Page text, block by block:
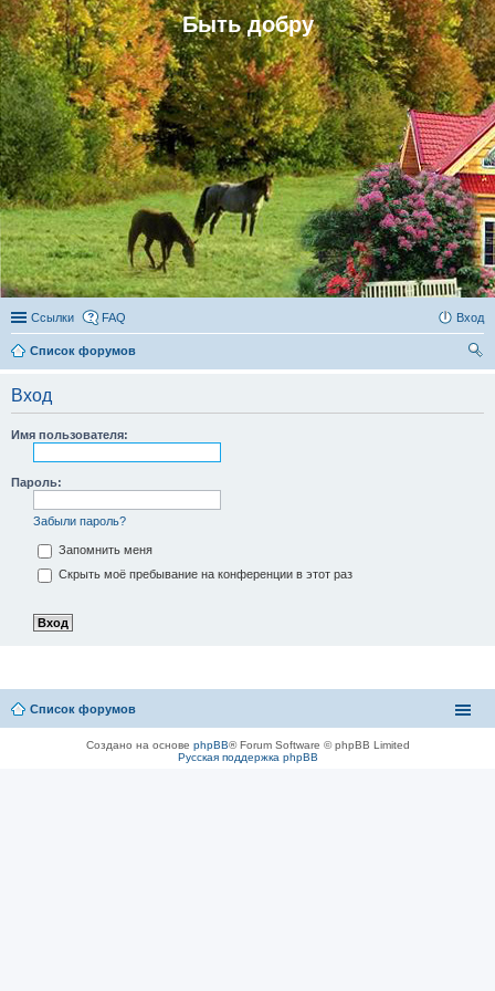
Быть добру
Ссылки FAQ Вход
Список форумов
Вход
Имя пользователя:
Пароль:
Забыли пароль?
Запомнить меня
Скрыть моё пребывание на конференции в этот раз
Список форумов
Создано на основе phpBB® Forum Software © phpBB Limited
Русская поддержка phpBB